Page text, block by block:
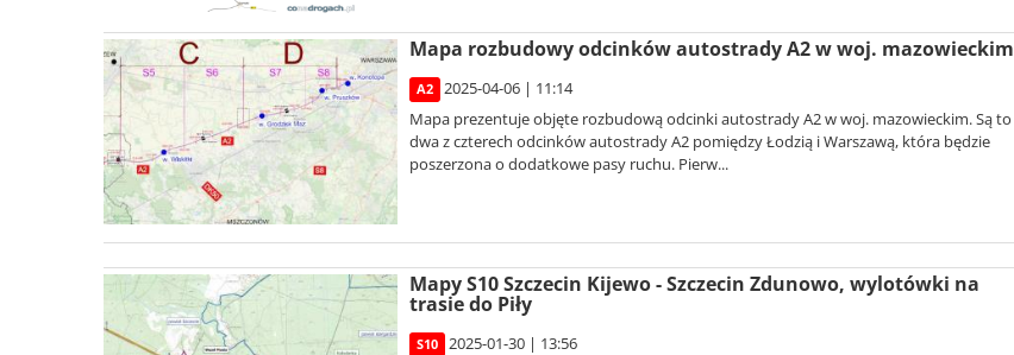
Mapa rozbudowy odcinków autostrady A2 w woj. mazowieckim
A2
2025-04-06 | 11:14
Mapa prezentuje objęte rozbudową odcinki autostrady A2 w woj. mazowieckim. Są to
dwa z czterech odcinków autostrady A2 pomiędzy Łodzią i Warszawą, która będzie
poszerzona o dodatkowe pasy ruchu. Pierw...
Mapy S10 Szczecin Kijewo - Szczecin Zdunowo, wylotówki na
trasie do Piły
S10
2025-01-30 | 13:56